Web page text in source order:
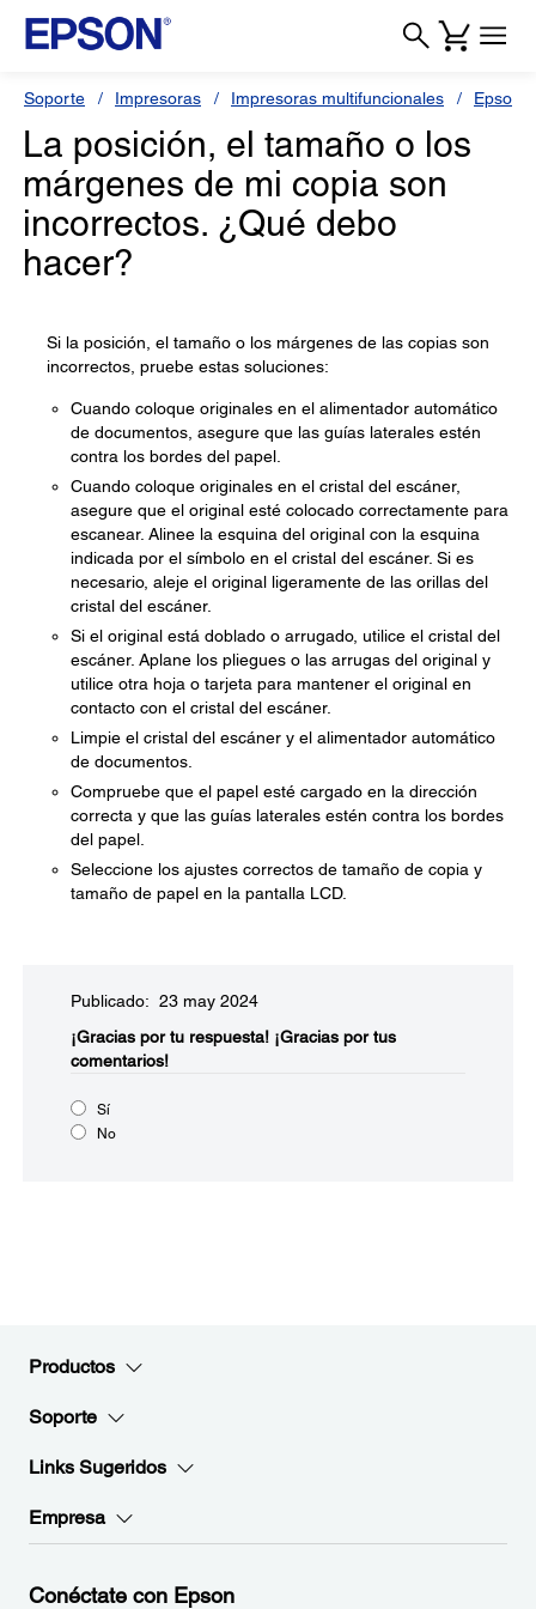
Soporte Impresoras Impresoras multifuncionales Epson
La posición, el tamaño o los
márgenes de mi copia son
incorrectos. ¿Qué debo
hacer?
Si la posición, el tamaño o los márgenes de las copias son
incorrectos, pruebe estas soluciones:
Cuando coloque originales en el alimentador automático
de documentos, asegure que las guías laterales estén
contra los bordes del papel.
Cuando coloque originales en el cristal del escáner,
asegure que el original esté colocado correctamente para
escanear. Alinee la esquina del original con la esquina
indicada por el símbolo en el cristal del escáner. Si es
necesario, aleje el original ligeramente de las orillas del
cristal del escáner.
Si el original está doblado o arrugado, utilice el cristal del
escáner. Aplane los pliegues o las arrugas del original y
utilice otra hoja o tarjeta para mantener el original en
contacto con el cristal del escáner.
Limpie el cristal del escáner y el alimentador automático
de documentos.
Compruebe que el papel esté cargado en la dirección
correcta y que las guías laterales estén contra los bordes
del papel.
Seleccione los ajustes correctos de tamaño de copia y
tamaño de papel en la pantalla LCD.
Publicado: 23 may 2024
¡Gracias por tu respuesta! ¡Gracias por tus
comentarios!
Sí
No
Productos
Soporte
Links Sugeridos
Empresa
Conéctate con Epson